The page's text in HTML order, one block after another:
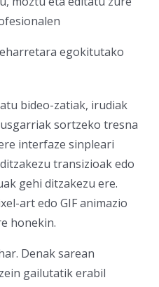
egokitutako
bideo-zatiak, irudiak
sortzeko tresna
interfaze sinpleari
transizioak edo
gehi ditzakezu ere.
art edo GIF animazio
honekin.
Denak sarean
gailutatik erabil